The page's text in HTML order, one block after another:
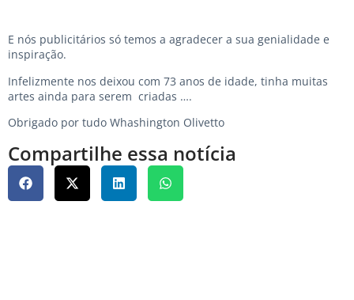
E nós publicitários só temos a agradecer a sua genialidade e
inspiração.
Infelizmente nos deixou com 73 anos de idade, tinha muitas
artes ainda para serem criadas ….
Obrigado por tudo Whashington Olivetto
Compartilhe essa notícia